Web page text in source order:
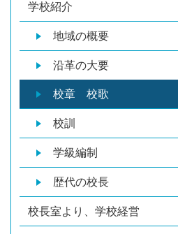
学校紹介
地域の概要
沿革の大要
校章 校歌
校訓
学級編制
歴代の校長
校長室より、学校経営